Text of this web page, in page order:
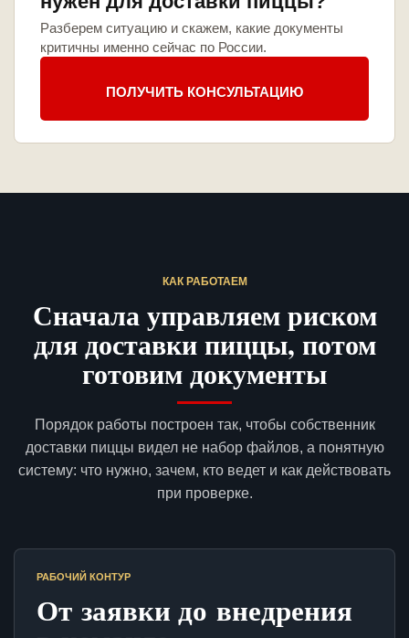
Разберем ситуацию и скажем, какие документы
критичны именно сейчас по России.
ПОЛУЧИТЬ КОНСУЛЬТАЦИЮ
КАК РАБОТАЕМ
Сначала управляем риском
для доставки пиццы, потом
готовим документы
Порядок работы построен так, чтобы собственник
доставки пиццы видел не набор файлов, а понятную
систему: что нужно, зачем, кто ведет и как действовать
при проверке.
РАБОЧИЙ КОНТУР
От заявки до внедрения